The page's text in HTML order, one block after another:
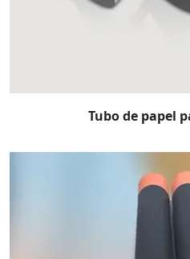
Tubo de papel